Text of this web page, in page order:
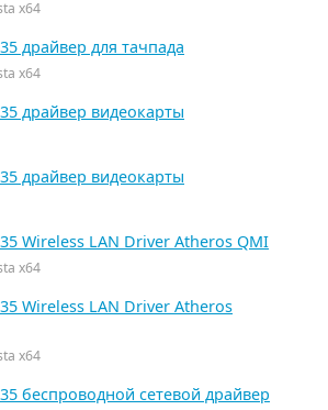
x64
драйвер для тачпада
x64
драйвер видеокарты
драйвер видеокарты
Wireless LAN Driver Atheros QMI
x64
Wireless LAN Driver Atheros
x64
беспроводной сетевой драйвер